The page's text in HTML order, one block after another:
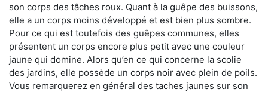
son corps des tâches roux. Quant à la guêpe des buissons,
elle a un corps moins développé et est bien plus sombre.
Pour ce qui est toutefois des guêpes communes, elles
présentent un corps encore plus petit avec une couleur
jaune qui domine. Alors qu’en ce qui concerne la scolie
des jardins, elle possède un corps noir avec plein de poils.
Vous remarquerez en général des taches jaunes sur son